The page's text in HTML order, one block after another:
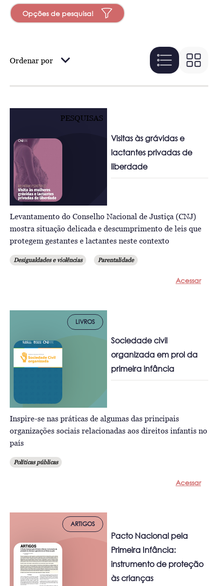
Opções de pesquisa!
Ordenar por
PESQUISAS
Visitas às grávidas e
lactantes privadas de
liberdade
Levantamento do Conselho Nacional de Justiça (CNJ)
mostra situação delicada e descumprimento de leis que
protegem gestantes e lactantes neste contexto
Desigualdades e violências Parentalidade
Acessar
LIVROS
Sociedade civil
organizada em prol da
primeira infância
Inspire-se nas práticas de algumas das principais
organizações sociais relacionadas aos direitos infantis no
país
Políticas públicas
Acessar
ARTIGOS
Pacto Nacional pela
Primeira Infância:
instrumento de proteção
às crianças